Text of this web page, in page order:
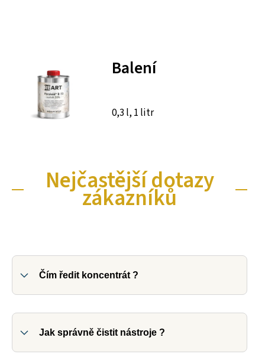
Balení
0,3 l, 1 litr
Nejčastější dotazy
zákazníků
Čím ředit koncentrát ?
Jak správně čistit nástroje ?